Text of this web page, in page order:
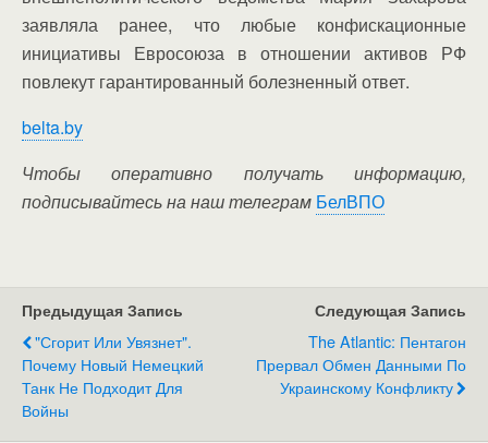
заявляла ранее, что любые конфискационные
инициативы Евросоюза в отношении активов РФ
повлекут гарантированный болезненный ответ.
belta.by
Чтобы оперативно получать информацию,
подписывайтесь на наш телеграм БелВПО
Предыдущая Запись
"Сгорит Или Увязнет".
Почему Новый Немецкий
Танк Не Подходит Для
Войны
Следующая Запись
The Atlantic: Пентагон
Прервал Обмен Данными По
Украинскому Конфликту